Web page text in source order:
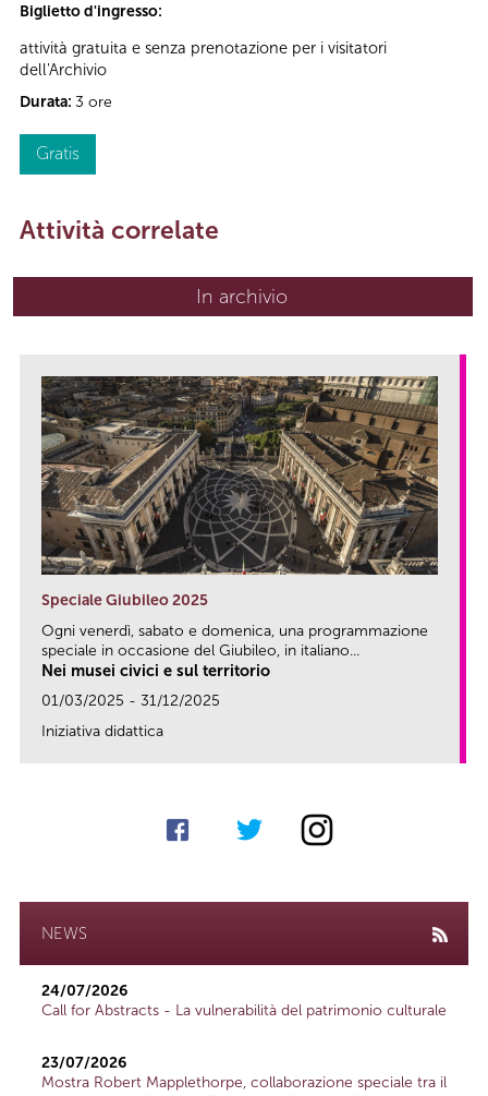
Biglietto d'ingresso:
attività gratuita e senza prenotazione per i visitatori
dell'Archivio
Durata: 3 ore
Gratis
Attività correlate
In archivio
Speciale Giubileo 2025
Ogni venerdì, sabato e domenica, una programmazione
speciale in occasione del Giubileo, in italiano...
Nei musei civici e sul territorio
01/03/2025 - 31/12/2025
Iniziativa didattica
NEWS
24/07/2026
Call for Abstracts - La vulnerabilità del patrimonio culturale
23/07/2026
Mostra Robert Mapplethorpe, collaborazione speciale tra il